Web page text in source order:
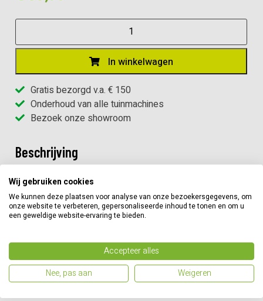
Tijdelijke
aantal
In winkelwagen
Gratis bezorgd v.a. € 150
Onderhoud van alle tuinmachines
Bezoek onze showroom
Beschrijving
Deze robuuste stalen bogen bieden de ideale oplossing
wanneer u tijdelijk een bepaald deel gazon moet
afschermen van het maaien door uw robot. Zoals
wanneer de lentebloemen bloeien, of wanneer het
of wanneer je een plekje hebt met vers gezaaid gras. De
hekbogen zijn betrouwbaar en uiterst gemakkelijk te
gebruiken – geen aanpassingen aan uw installatie of
Wij gebruiken cookies
We kunnen deze plaatsen voor analyse van onze bezoekersgegevens, om
onze website te verbeteren, gepersonaliseerde inhoud te tonen en om u
een geweldige website-ervaring te bieden.
Accepteer alles
Nee, pas aan
Weigeren